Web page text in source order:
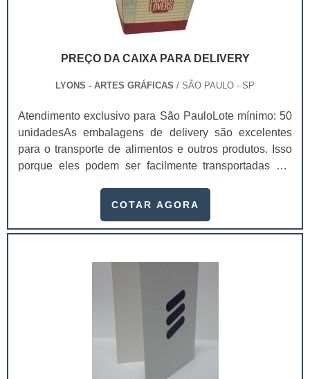
PREÇO DA CAIXA PARA DELIVERY
LYONS - ARTES GRÁFICAS / SÃO PAULO - SP
Atendimento exclusivo para São PauloLote mínimo: 50
unidadesAs embalagens de delivery são excelentes
para o transporte de alimentos e outros produtos. Isso
porque eles podem ser facilmente transportadas por
de forma ágil e rápida. Existem diversas caixas e
qualidade, pesquise o preço da caixa para delivery e
embalagens são usadas em vários setores industri.
COTAR AGORA